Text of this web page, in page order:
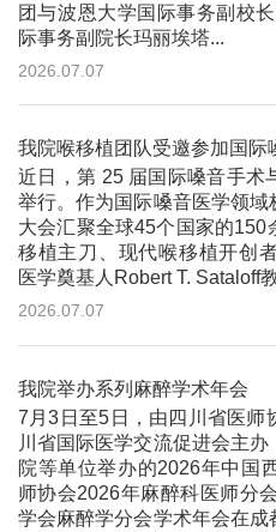
团与波恩大学国际事务副校
际事务副院长玛丽埃塔...
2026.07.07
我院喉移植团队受邀参加国际
近日，第 25 届国际嗓音手术
举行。作为国际嗓音医学领
大会汇聚全球45个国家的150
移植主刀、现代喉移植开创
医学奠基人Robert T. Sataloff
2026.07.07
我院举办系列麻醉学术年会
7月3日至5日，由四川省医师
川省国际医学交流促进会主
院等单位举办的2026年中国
师协会2026年麻醉科医师分
学会麻醉学分会学术年会在